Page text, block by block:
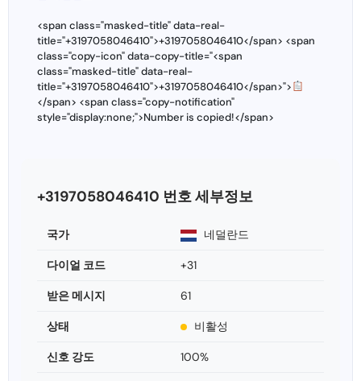
<span class="masked-title" data-real-
title="+3197058046410">+3197058046410</span> <span
class="copy-icon" data-copy-title="<span
class="masked-title" data-real-
title="+3197058046410">+3197058046410</span>">
</span> <span class="copy-notification"
style="display:none;">Number is copied!</span>
+3197058046410 번호 세부정보
국가 네덜란드
다이얼 코드 +31
받은 메시지 61
상태 비활성
신호 강도 100%